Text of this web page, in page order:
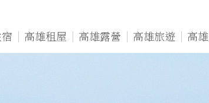
高雄租屋 高雄露營 高雄旅遊 高